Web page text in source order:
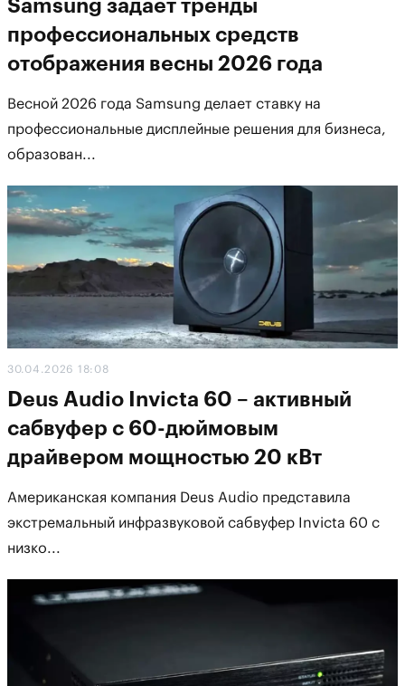
Samsung задает тренды
профессиональных средств
отображения весны 2026 года
Весной 2026 года Samsung делает ставку на
профессиональные дисплейные решения для бизнеса,
образован...
30.04.2026 18:08
Deus Audio Invicta 60 – активный
сабвуфер с 60-дюймовым
драйвером мощностью 20 кВт
Американская компания Deus Audio представила
экстремальный инфразвуковой сабвуфер Invicta 60 с
низко...